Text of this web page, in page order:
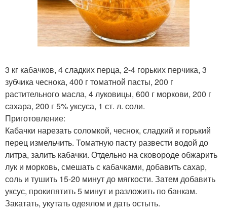
3 кг кабачков, 4 сладких перца, 2-4 горьких перчика, 3
зубчика чеснока, 400 г томатной пасты, 200 г
растительного масла, 4 луковицы, 600 г моркови, 200 г
сахара, 200 г 5% уксуса, 1 ст. л. соли.
Приготовление:
Кабачки нарезать соломкой, чеснок, сладкий и горький
перец измельчить. Томатную пасту развести водой до
литра, залить кабачки. Отдельно на сковороде обжарить
лук и морковь, смешать с кабачками, добавить сахар,
соль и тушить 15-20 минут до мягкости. Затем добавить
уксус, прокипятить 5 минут и разложить по банкам.
Закатать, укутать одеялом и дать остыть.